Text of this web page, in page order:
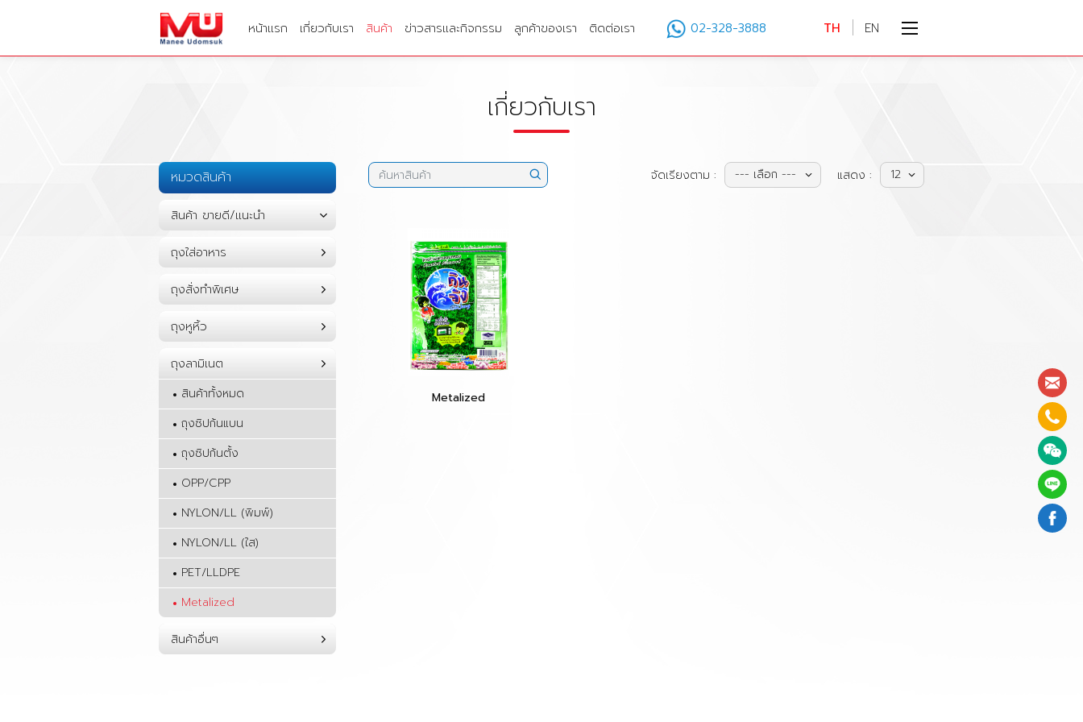
หน้าแรก เกี่ยวกับเรา สินค้า ข่าวสารและกิจกรรม ลูกค้าของเรา ติดต่อเรา 02-328-3888 TH EN
เกี่ยวกับเรา
หมวดสินค้า
สินค้า ขายดี/แนะนำ
ถุงใส่อาหาร
ถุงสั่งทำพิเศษ
ถุงหูหิ้ว
ถุงลามิเนต
สินค้าทั้งหมด
ถุงซิปก้นแบน
ถุงซิปก้นตั้ง
OPP/CPP
NYLON/LL (พิมพ์)
NYLON/LL (ใส)
PET/LLDPE
Metalized
สินค้าอื่นๆ
จัดเรียงตาม : --- เลือก --- แสดง : 12
Metalized